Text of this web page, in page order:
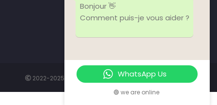
Nos partenaires
Nos clients
2022-2025 - Bornerecharge.ma. Tous droits réservés.
Bonjour 👋
Comment puis-je vous aider ?
WhatsApp Us
🟢 we are online